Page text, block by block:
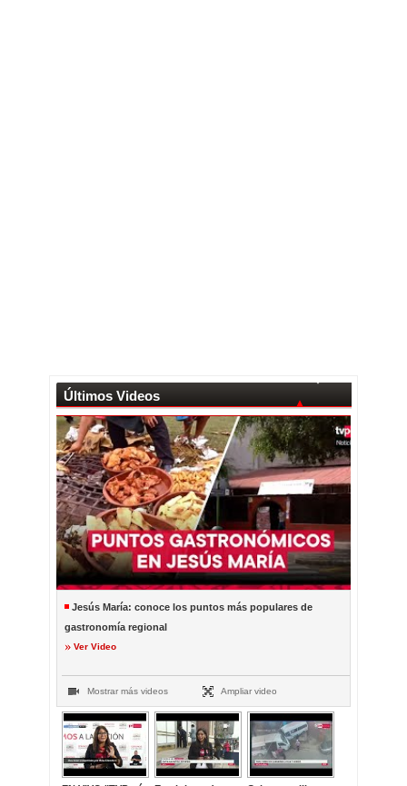
Últimos Videos
Jesús María: conoce los puntos más populares de
gastronomía regional
Ver Video
Mostrar más videos Ampliar video